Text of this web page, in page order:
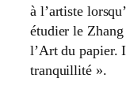
à l’artiste
étudier le
l’Art du papier.
tranquillité ».